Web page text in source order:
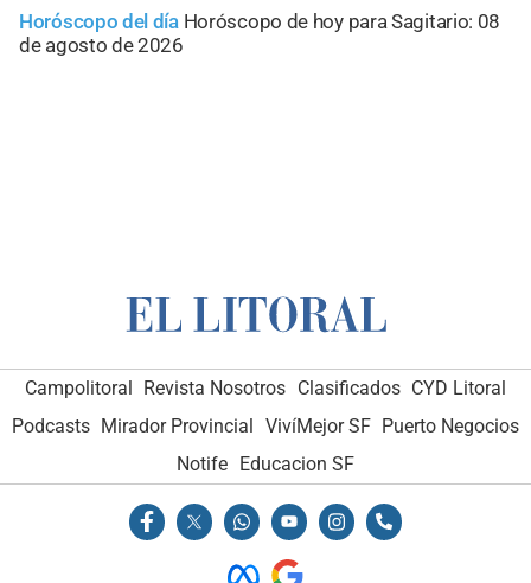
Horóscopo del día Horóscopo de hoy para Sagitario: 08
de agosto de 2026
Campolitoral Revista Nosotros Clasificados CYD Litoral
Podcasts Mirador Provincial VivíMejor SF Puerto Negocios
Notife
Educacion SF